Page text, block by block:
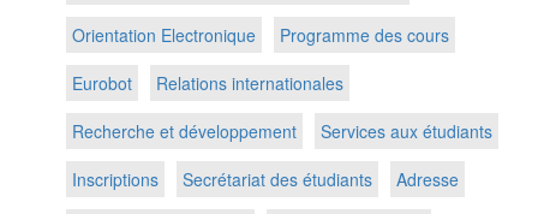
Orientation Electronique
Programme des cours
Eurobot
Relations internationales
Recherche et développement
Services aux étudiants
Inscriptions
Secrétariat des étudiants
Adresse